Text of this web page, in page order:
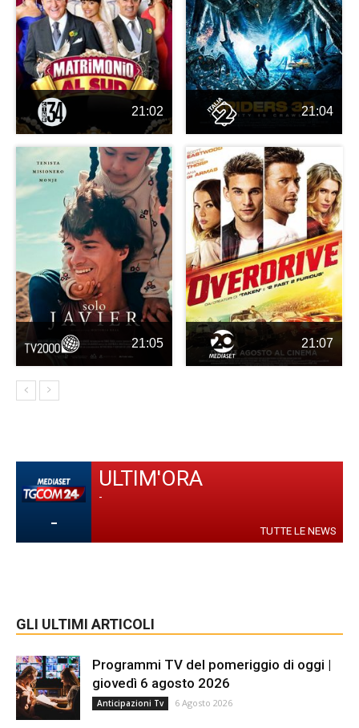
21:02 21:04
21:05 21:07
-
ULTIM'ORA
-
TUTTE LE NEWS
GLI ULTIMI ARTICOLI
Programmi TV del pomeriggio di oggi |
giovedì 6 agosto 2026
Anticipazioni Tv 6 Agosto 2026